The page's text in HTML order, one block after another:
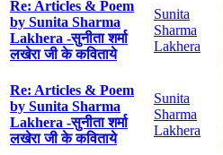
Re: Articles & Poem
by Sunita Sharma
Lakhera -सुनीता शर्मा
लखेरा जी के कविताये
Sunita
Sharma
Lakhera
Re: Articles & Poem
by Sunita Sharma
Lakhera -सुनीता शर्मा
लखेरा जी के कविताये
Sunita
Sharma
Lakhera